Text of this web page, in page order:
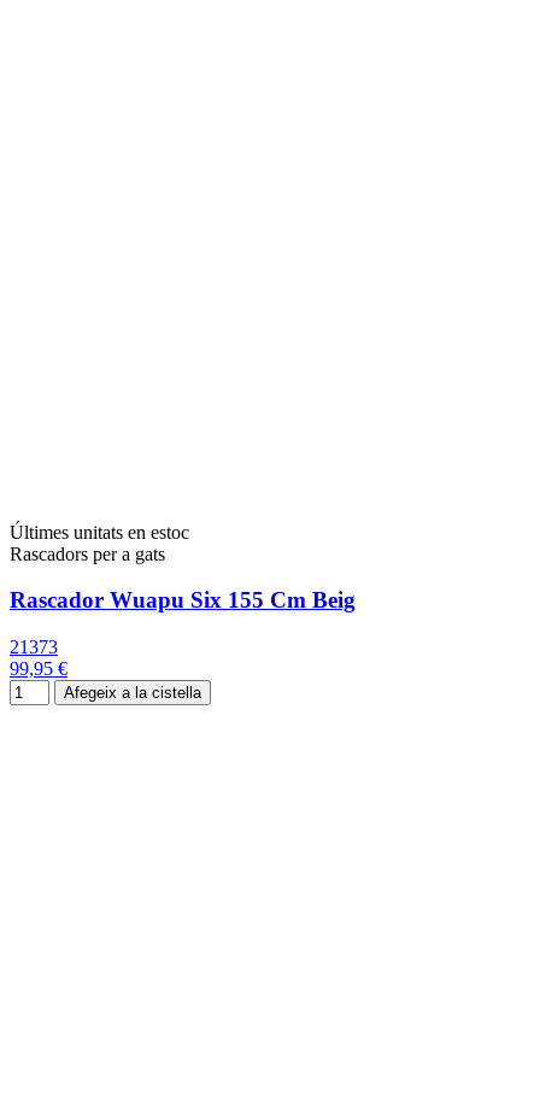
Últimes unitats en estoc
Rascadors per a gats
Rascador Wuapu Six 155 Cm Beig
21373
99,95 €
Afegeix a la cistella